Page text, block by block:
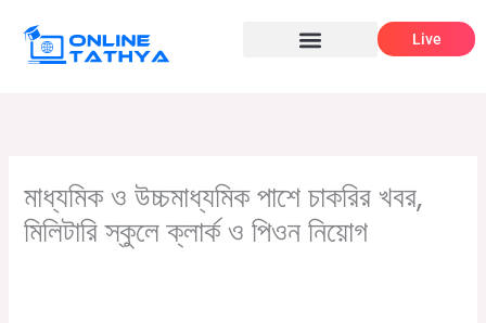
Live
মাধ্যমিক ও উচ্চমাধ্যমিক পাশে চাকরির খবর,
মিলিটারি স্কুলে ক্লার্ক ও পিওন নিয়োগ